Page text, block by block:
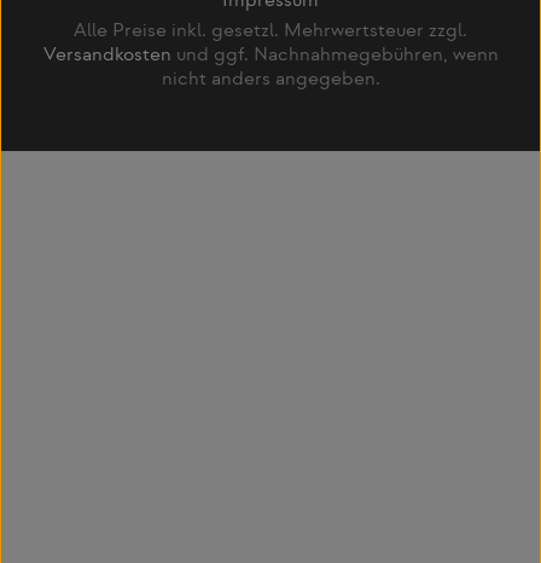
Alle Preise inkl. gesetzl. Mehrwertsteuer zzgl.
Versandkosten und ggf. Nachnahmegebühren, wenn
nicht anders angegeben.